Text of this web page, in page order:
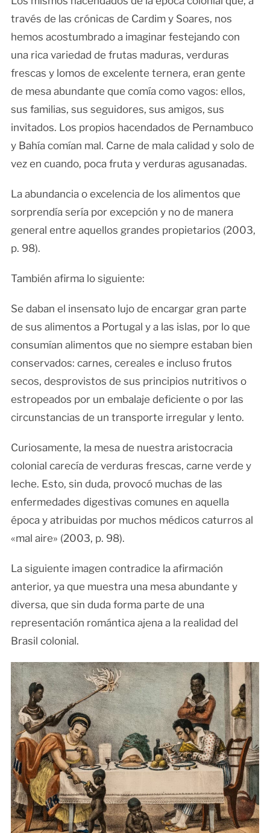
través de las crónicas de Cardim y Soares, nos
hemos acostumbrado a imaginar festejando con
una rica variedad de frutas maduras, verduras
frescas y lomos de excelente ternera, eran gente
de mesa abundante que comía como vagos: ellos,
sus familias, sus seguidores, sus amigos, sus
invitados. Los propios hacendados de Pernambuco
y Bahía comían mal. Carne de mala calidad y solo de
vez en cuando, poca fruta y verduras agusanadas.
La abundancia o excelencia de los alimentos que
sorprendía sería por excepción y no de manera
general entre aquellos grandes propietarios (2003,
p. 98).
También afirma lo siguiente:
Se daban el insensato lujo de encargar gran parte
de sus alimentos a Portugal y a las islas, por lo que
consumían alimentos que no siempre estaban bien
conservados: carnes, cereales e incluso frutos
secos, desprovistos de sus principios nutritivos o
estropeados por un embalaje deficiente o por las
circunstancias de un transporte irregular y lento.
Curiosamente, la mesa de nuestra aristocracia
colonial carecía de verduras frescas, carne verde y
leche. Esto, sin duda, provocó muchas de las
enfermedades digestivas comunes en aquella
época y atribuidas por muchos médicos caturros al
«mal aire» (2003, p. 98).
La siguiente imagen contradice la afirmación
anterior, ya que muestra una mesa abundante y
diversa, que sin duda forma parte de una
representación romántica ajena a la realidad del
Brasil colonial.